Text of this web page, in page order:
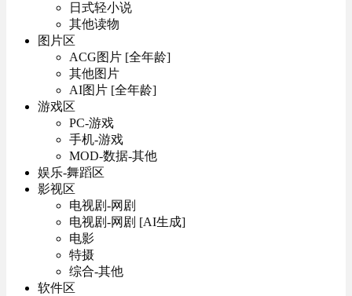
日式轻小说
其他读物
图片区
ACG图片 [全年龄]
其他图片
AI图片 [全年龄]
游戏区
PC-游戏
手机-游戏
MOD-数据-其他
娱乐-舞蹈区
影视区
电视剧-网剧
电视剧-网剧 [AI生成]
电影
特摄
综合-其他
软件区